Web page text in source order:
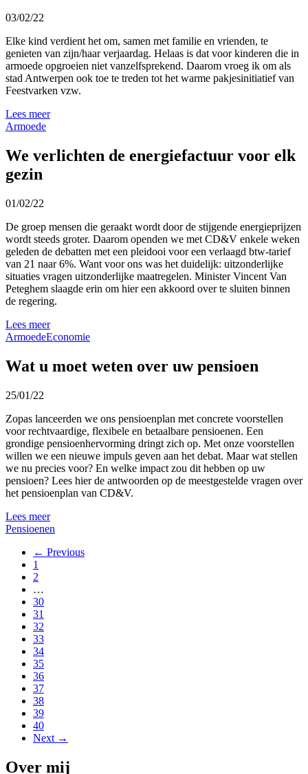
03/02/22
Elke kind verdient het om, samen met familie en vrienden, te
genieten van zijn/haar verjaardag. Helaas is dat voor kinderen die in
armoede opgroeien niet vanzelfsprekend. Daarom vroeg ik om als
stad Antwerpen ook toe te treden tot het warme pakjesinitiatief van
Feestvarken vzw.
Lees meer
Armoede
We verlichten de energiefactuur voor elk
gezin
01/02/22
De groep mensen die geraakt wordt door de stijgende energieprijzen
wordt steeds groter. Daarom openden we met CD&V enkele weken
geleden de debatten met een pleidooi voor een verlaagd btw-tarief
van 21 naar 6%. Want voor ons was het duidelijk: uitzonderlijke
situaties vragen uitzonderlijke maatregelen. Minister Vincent Van
Peteghem slaagde erin om hier een akkoord over te sluiten binnen
de regering.
Lees meer
ArmoedeEconomie
Wat u moet weten over uw pensioen
25/01/22
Zopas lanceerden we ons pensioenplan met concrete voorstellen
voor rechtvaardige, flexibele en betaalbare pensioenen. Een
grondige pensioenhervorming dringt zich op. Met onze voorstellen
willen we een nieuwe impuls geven aan het debat. Maar wat stellen
we nu precies voor? En welke impact zou dit hebben op uw
pensioen? Lees hier de antwoorden op de meestgestelde vragen over
het pensioenplan van CD&V.
Lees meer
Pensioenen
← Previous
1
2
…
30
31
32
33
34
35
36
37
38
39
40
Next →
Over mij